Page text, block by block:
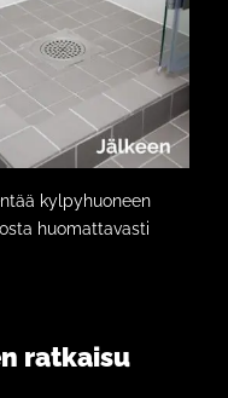
kylpyhuoneen
huomattavasti
ratkaisu